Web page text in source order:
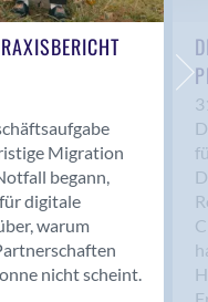
Migration
begann,
digitale
warum
nicht scheint.